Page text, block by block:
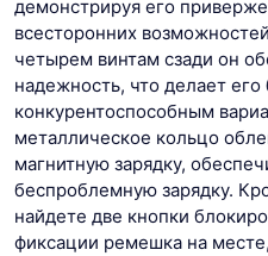
демонстрируя его
всесторонних
четырем винтам сзади он
надежность, что делает его
конкурентоспособным
металлическое кольцо
магнитную зарядку,
беспроблемную зарядку.
найдете две кнопки
фиксации ремешка на